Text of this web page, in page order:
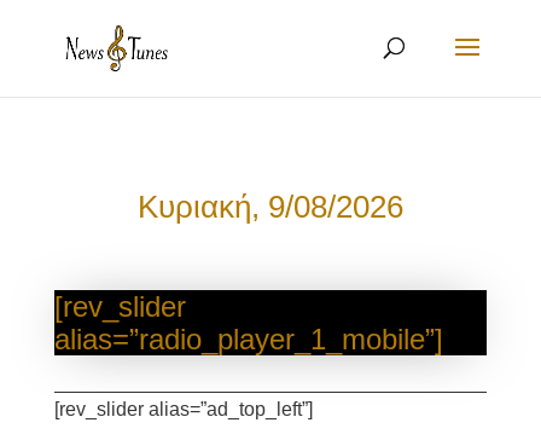
Κυριακή, 9/08/2026
[rev_slider
alias=”radio_player_1_mobile”]
[rev_slider alias=”ad_top_left”]